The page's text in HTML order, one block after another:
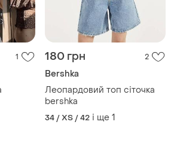
1 180 грн 2
Bershka
Леопардовий топ сіточка
bershka
34 / XS / 42 і ще 1